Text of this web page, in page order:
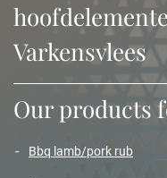
Varkensvlees
Our products
bbq lamb/pork rub